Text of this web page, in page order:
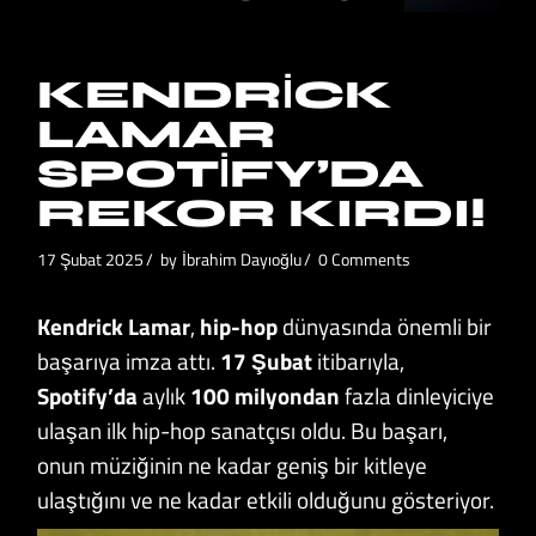
KENDRICK
LAMAR
SPOTIFY’DA
REKOR KIRDI!
17 Şubat 2025 by İbrahim Dayıoğlu 0 Comments
Kendrick Lamar, hip-hopdünyasında önemli bir
başarıya imza attı. 17 Şubatitibarıyla,
Spotify’daaylık100 milyondanfazla dinleyiciye
ulaşan ilk hip-hop sanatçısı oldu. Bu başarı,
onun müziğinin ne kadar geniş bir kitleye
ulaştığını ve ne kadar etkili olduğunu gösteriyor.